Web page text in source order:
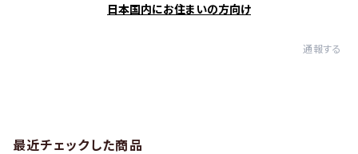
日本国内にお住まいの方向け
通報する
最近チェックした商品